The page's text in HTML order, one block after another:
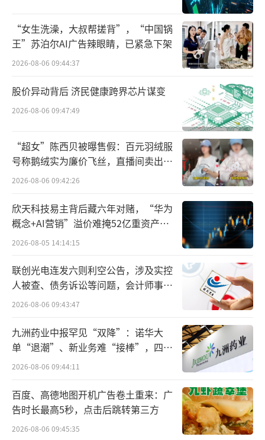
看起来，普瑞眼科绩表现不错，为何投资
者却还是不买账？投资者的顾虑点可能在于，
公司的业绩增长是不是一次性的，在这波存量
需求消耗掉之后公司的业绩增长还能不能继
续？
此前就有投资者在调研中提问，普瑞眼科
的业绩增长属于报复性增长，还是可持续增
长？对此，普瑞眼科表示自己在过去3年维持持
续扩张的态势，并未因上市或政策因素影响扩
张的步伐，这是业绩能够增长的最主要原因。
在2023年市场全面开放后，有部分积压患
者选择当下进行就诊，的确是释放了部分被压
抑的需求，但是并没有发生集中就医的情况，
未来2至3年会逐步消化积压的需求，眼科需求
还远未被很好满足，所以眼科市场的增长总体
不过，事实情况或许不像普瑞眼科说的这
样乐观。
业绩稳定增长难度大
普瑞眼科没能稳住高增长的营收和利润。
“女生洗澡，大叔帮搓背”，“中国锅
王”苏泊尔AI广告辣眼睛，已紧急下架
2026-08-06 09:44:37
股价异动背后 济民健康跨界芯片谋变
2026-08-06 09:47:49
“超女”陈西贝被曝售假：百元羽绒服
号称鹅绒实为廉价飞丝，直播间卖出超
百万元
2026-08-06 09:42:26
欣天科技易主背后藏六年对赌，“华为
概念+AI营销”溢价难掩52亿重资产考
验
2026-08-05 14:14:15
联创光电连发六则利空公告，涉及实控
人被查、债务诉讼等问题，会计师事务
所曾出具“保留意见”
2026-08-06 09:43:47
九洲药业中报罕见“双降”：诺华大
单“退潮”、新业务难“接棒”，四大
难关待闯
2026-08-06 09:44:11
百度、高德地图开机广告卷土重来：广
告时长最高5秒，点击后跳转第三方
2026-08-06 09:45:35